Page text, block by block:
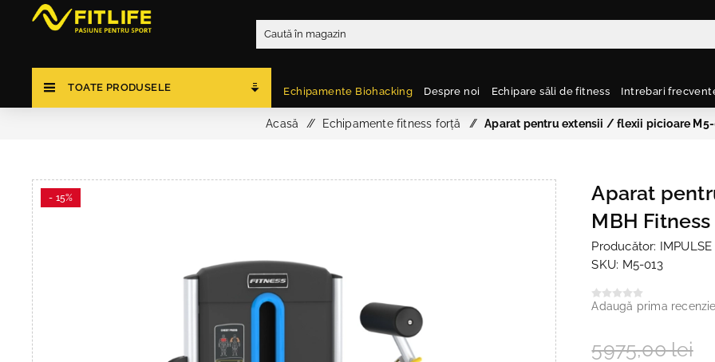
TOATE PRODUSELE Echipamente Biohacking Despre noi Echipare săli de fitness Intrebari
Acasă / Echipamente fitness forță / Aparat pentru extensii / flexii picioare M5-
- 15%
Aparat
MBH Fitness
Producător:
SKU: M5-013
Adaugă prima recenzie
5975,00 lei